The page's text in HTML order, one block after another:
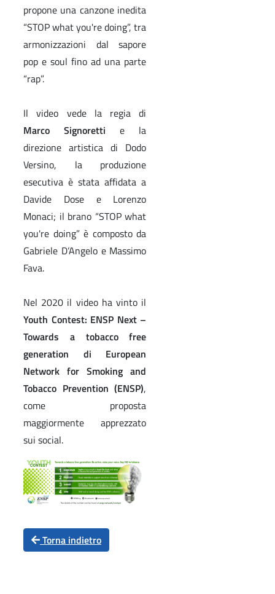
propone una canzone inedita
“STOP what you're doing”, tra
armonizzazioni dal sapore
pop e soul fino ad una parte
“rap”.
Il video vede la regia di
Marco Signoretti e la
direzione artistica di Dodo
Versino, la produzione
esecutiva è stata affidata a
Davide Dose e Lorenzo
Monaci; il brano “STOP what
you're doing” è composto da
Gabriele D’Angelo e Massimo
Fava.
Nel 2020 il video ha vinto il
Youth Contest: ENSP Next –
Towards a tobacco free
generation di European
Network for Smoking and
Tobacco Prevention (ENSP),
come proposta
maggiormente apprezzato
sui social.
Torna indietro